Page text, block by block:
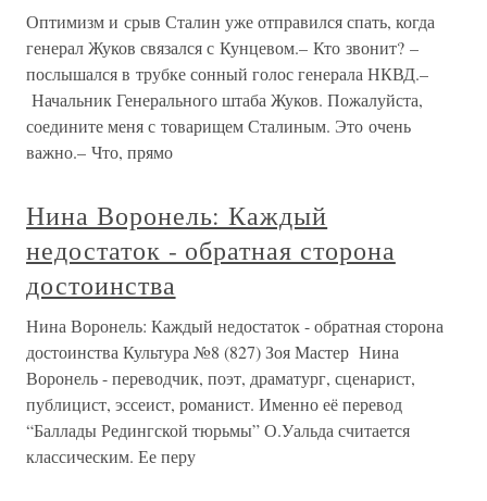
Оптимизм и срыв Сталин уже отправился спать, когда
генерал Жуков связался с Кунцевом.– Кто звонит? –
послышался в трубке сонный голос генерала НКВД.–
Начальник Генерального штаба Жуков. Пожалуйста,
соедините меня с товарищем Сталиным. Это очень
важно.– Что, прямо
Нина Воронель: Каждый
недостаток - обратная сторона
достоинства
Нина Воронель: Каждый недостаток - обратная сторона
достоинства Культура №8 (827) Зоя Мастер Нина
Воронель - переводчик, поэт, драматург, сценарист,
публицист, эссеист, романист. Именно её перевод
“Баллады Редингской тюрьмы” О.Уальда считается
классическим. Ее перу